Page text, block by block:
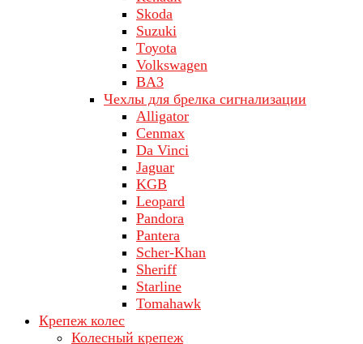
Skoda
Suzuki
Tоуоta
Volkswagen
ВA3
Чехлы для брелка сигнализации
Alligator
Cenmax
Da Vinci
Jaguar
KGB
Leopard
Pandora
Pantera
Scher-Khan
Sheriff
Starline
Tomahawk
Крепеж колес
Колесный крепеж